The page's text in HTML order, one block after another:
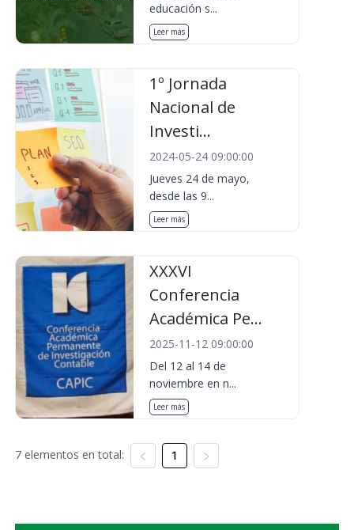
educación s...
Leer más
1º Jornada
Nacional de
Investi...
2024-05-24 09:00:00
Jueves 24 de mayo,
desde las 9...
Leer más
XXXVI
Conferencia
Académica Pe...
2025-11-12 09:00:00
Del 12 al 14 de
noviembre en n...
Leer más
7 elementos en total: 1